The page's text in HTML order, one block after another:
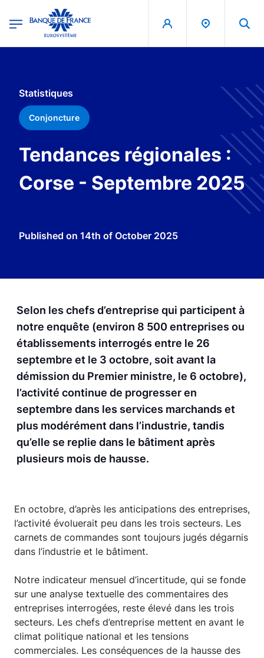
Banque de France - Menu Principal
Statistiques
Conjoncture
Tendances régionales :
Corse - Septembre 2025
Published on 14th of October 2025
Selon les chefs d’entreprise qui participent à
notre enquête (environ 8 500 entreprises ou
établissements interrogés entre le 26
septembre et le 3 octobre, soit avant la
démission du Premier ministre, le 6 octobre),
l’activité continue de progresser en
septembre dans les services marchands et
plus modérément dans l’industrie, tandis
qu’elle se replie dans le bâtiment après
plusieurs mois de hausse.
En octobre, d’après les anticipations des entreprises,
l’activité évoluerait peu dans les trois secteurs. Les
carnets de commandes sont toujours jugés dégarnis
dans l’industrie et le bâtiment.
Notre indicateur mensuel d’incertitude, qui se fonde
sur une analyse textuelle des commentaires des
entreprises interrogées, reste élevé dans les trois
secteurs. Les chefs d’entreprise mettent en avant le
climat politique national et les tensions
commerciales. Les conséquences de la hausse des